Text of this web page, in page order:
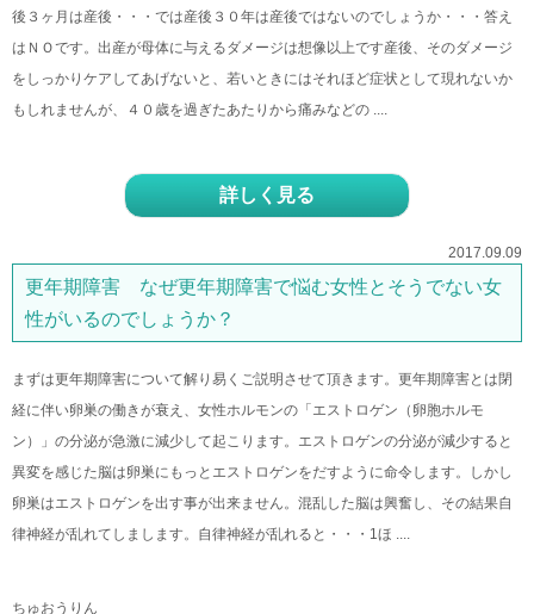
後３ヶ月は産後・・・では産後３０年は産後ではないのでしょうか・・・答え
はＮＯです。出産が母体に与えるダメージは想像以上です産後、そのダメージ
をしっかりケアしてあげないと、若いときにはそれほど症状として現れないか
もしれませんが、４０歳を過ぎたあたりから痛みなどの ....
詳しく見る
2017.09.09
更年期障害 なぜ更年期障害で悩む女性とそうでない女
性がいるのでしょうか？
まずは更年期障害について解り易くご説明させて頂きます。更年期障害とは閉
経に伴い卵巣の働きが衰え、女性ホルモンの「エストロゲン（卵胞ホルモ
ン）」の分泌が急激に減少して起こります。エストロゲンの分泌が減少すると
異変を感じた脳は卵巣にもっとエストロゲンをだすように命令します。しかし
卵巣はエストロゲンを出す事が出来ません。混乱した脳は興奮し、その結果自
律神経が乱れてしまします。自律神経が乱れると・・・1ほ ....
ちゅおうりん